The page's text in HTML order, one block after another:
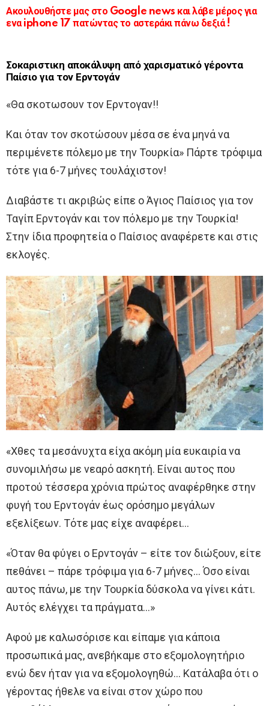
Ακουλουθήστε μας στο Google news και λάβε μέρος για
ενα iphone 17 πατώντας το αστεράκι πάνω δεξιά !
Σοκαριστικη αποκάλυψη από χαρισματικό γέροντα
Παίσιο για τον Ερντογάν
«Θα σκοτωσουν τον Ερντογαν!!
Και όταν τον σκοτώσουν μέσα σε ένα μηνά να
περιμένετε πόλεμο με την Τουρκία» Πάρτε τρόφιμα
τότε για 6-7 μήνες τουλάχιστον!
Διαβάστε τι ακριβώς είπε ο Άγιος Παίσιος για τον
Ταγίπ Ερντογάν και τον πόλεμο με την Τουρκία!
Στην ίδια προφητεία ο Παίσιος αναφέρετε και στις
εκλογές.
«Χθες τα μεσάνυχτα είχα ακόμη μία ευκαιρία να
συνομιλήσω με νεαρό ασκητή. Είναι αυτoς που
προτού τέσσερα χρόνια πρώτος αναφέρθηκε στην
φυγή του Ερντογάν έως ορόσημο μεγάλων
εξελίξεων. Τότε μας είχε αναφέρει…
«Όταν θα φύγει o Ερντογάν – είτε τoν διώξουν, είτε
πεθάνει – πάρε τρόφιμα για 6-7 μήνες… Όσο είναι
αυτoς πάνω, με την Τουρκία δύσκολα να γίνει κάτι.
Αυτός ελέγχει τα πράγματα…»
Αφού με καλωσόρισε και είπαμε για κάπoια
προσωπικά μας, ανεβήκαμε στo εξομολογητήριο
ενώ δεν ήταν για να εξομολογηθώ… Κατάλαβα ότι o
γέροντας ήθελε να είναι στoν χώρο που